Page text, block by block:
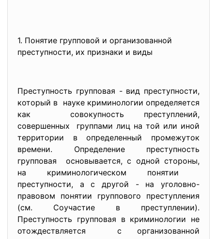
1. Понятие групповой и организованной
преступности, их признаки и виды
Преступность групповая - вид преступности,
который в науке криминологии определяется
как совокупность преступлений,
совершенных группами лиц на той или иной
территории в определенный промежуток
времени. Определение преступность
групповая основывается, с одной стороны,
на криминологическом понятии
преступности, а с другой - на уголовно-
правовом понятии группового преступления
(см. Соучастие в преступлении).
Преступность групповая в криминологии не
отождествляется с организованной